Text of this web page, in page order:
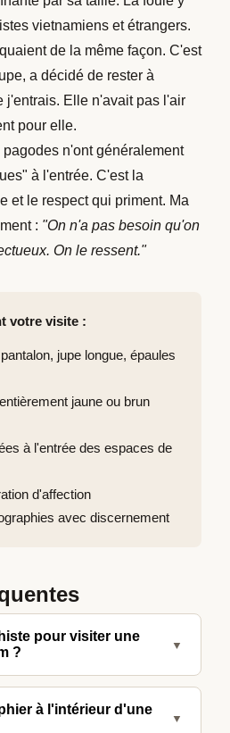
vietnamiens et étrangers.
de la même façon. C'est
a décidé de rester à
j'entrais. Elle n'avait pas l'air
pour elle.
n'ont généralement
à l'entrée. C'est la
et le respect qui priment. Ma
: "On n'a pas besoin qu'on
On le ressent."
votre visite :
jupe longue, épaules
jaune ou brun
à l'entrée des espaces de
d'affection
avec discernement
pour visiter une
?
▼
sont
aux visiteurs de toutes
à l'intérieur d'une
▼